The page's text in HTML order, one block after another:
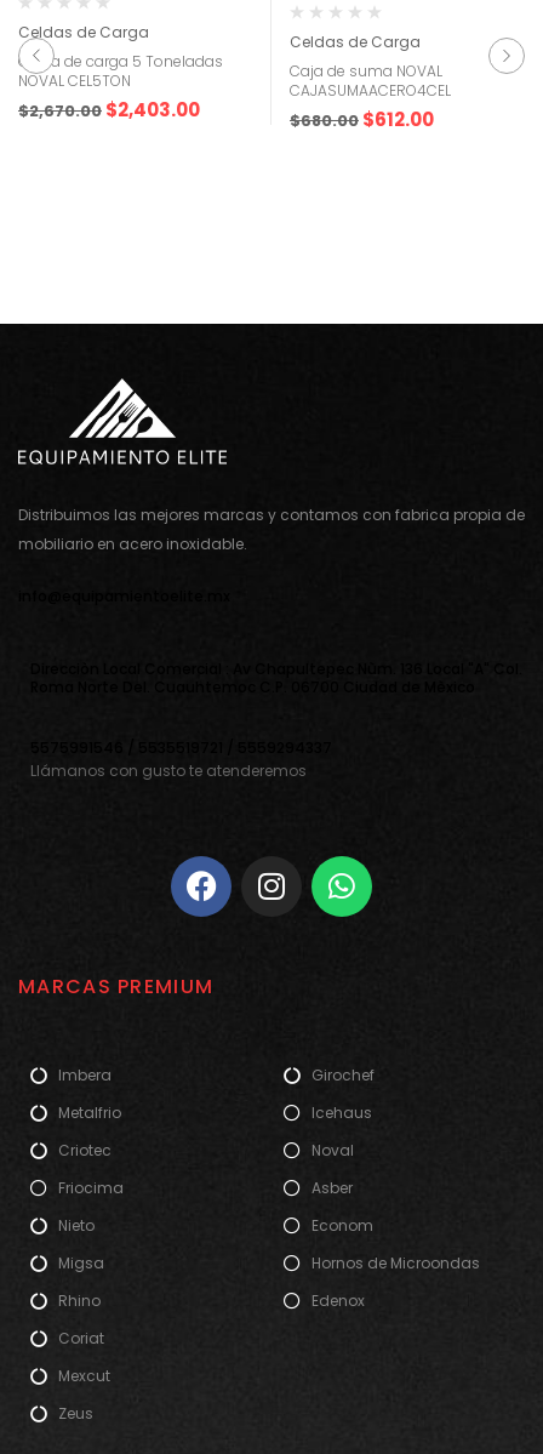
Celdas de Carga
Celda de carga 5 Toneladas
NOVAL CEL5TON
$2,670.00 $2,403.00
Celdas de Carga
Caja de suma NOVAL
CAJASUMAACERO4CEL
$680.00 $612.00
Distribuimos las mejores marcas y contamos con fabrica propia de
mobiliario en acero inoxidable.
Llámanos con gusto te atenderemos
MARCAS PREMIUM
Imbera
Metalfrio
Criotec
Friocima
Nieto
Migsa
Rhino
Coriat
Mexcut
Zeus
Girochef
Icehaus
Noval
Asber
Econom
Hornos de Microondas
Edenox